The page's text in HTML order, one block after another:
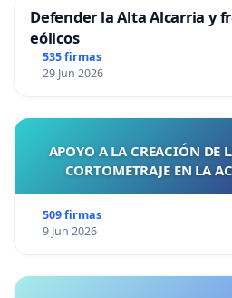
Defender la Alta Alcarria y
eólicos
535 firmas
29 Jun 2026
APOYO A LA CREACIÓN DE
CORTOMETRAJE EN LA
509 firmas
9 Jun 2026